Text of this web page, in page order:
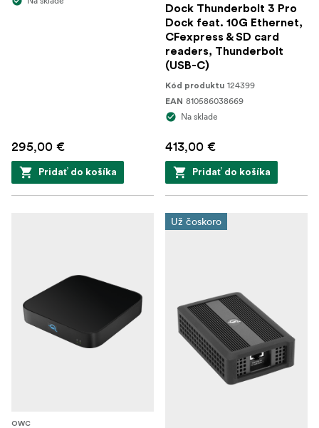
295,00 €
Pridať do košíka
Dock Thunderbolt 3 Pro
Dock feat. 10G Ethernet,
CFexpress & SD card
readers, Thunderbolt
(USB-C)
Kód produktu 124399
EAN 810586038669
Na sklade
413,00 €
Pridať do košíka
OWC
Už čoskoro